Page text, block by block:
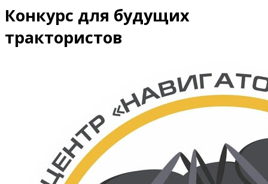
Конкурс для будущих
трактористов